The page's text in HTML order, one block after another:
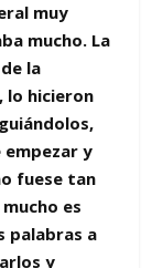
muy
mucho. La
la
lo hicieron
empezar y
fuese tan
es
palabras a
y